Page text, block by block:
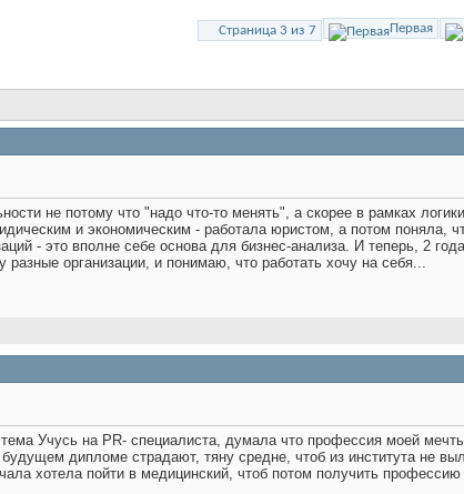
Страница 3 из 7 Первая
не потому что "надо что-то менять", а скорее в рамках
и экономическим - работала юристом, а потом поняла,
- это вполне себе основа для бизнес-анализа. И теперь, 2
разные организации, и понимаю, что работать хочу на себя...
Учусь на PR- специалиста, думала что профессия моей
дипломе страдают, тяну средне, чтоб из института не
хотела пойти в медицинский, чтоб потом получить